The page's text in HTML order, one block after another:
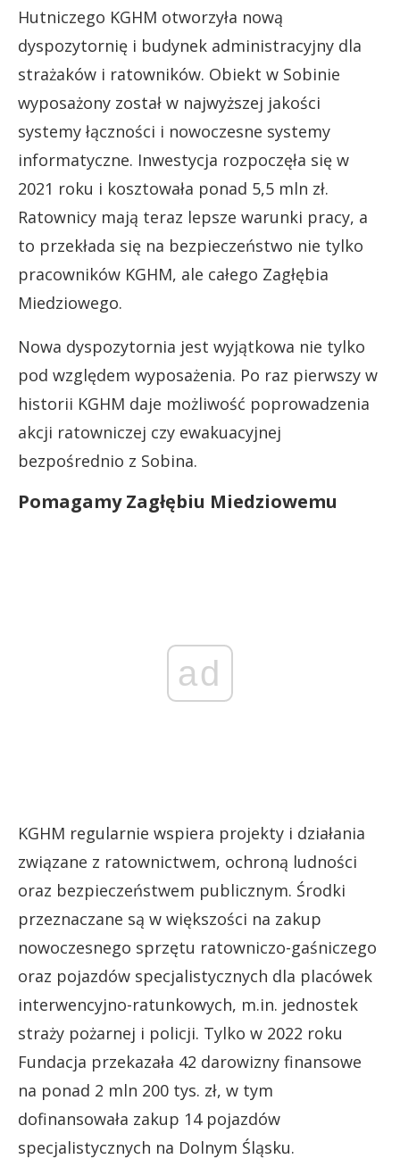
Hutniczego KGHM otworzyła nową
dyspozytornię i budynek administracyjny dla
strażaków i ratowników. Obiekt w Sobinie
wyposażony został w najwyższej jakości
systemy łączności i nowoczesne systemy
informatyczne. Inwestycja rozpoczęła się w
2021 roku i kosztowała ponad 5,5 mln zł.
Ratownicy mają teraz lepsze warunki pracy, a
to przekłada się na bezpieczeństwo nie tylko
pracowników KGHM, ale całego Zagłębia
Miedziowego.
Nowa dyspozytornia jest wyjątkowa nie tylko
pod względem wyposażenia. Po raz pierwszy w
historii KGHM daje możliwość poprowadzenia
akcji ratowniczej czy ewakuacyjnej
bezpośrednio z Sobina.
Pomagamy Zagłębiu Miedziowemu
ad
KGHM regularnie wspiera projekty i działania
związane z ratownictwem, ochroną ludności
oraz bezpieczeństwem publicznym. Środki
przeznaczane są w większości na zakup
nowoczesnego sprzętu ratowniczo-gaśniczego
oraz pojazdów specjalistycznych dla placówek
interwencyjno-ratunkowych, m.in. jednostek
straży pożarnej i policji. Tylko w 2022 roku
Fundacja przekazała 42 darowizny finansowe
na ponad 2 mln 200 tys. zł, w tym
dofinansowała zakup 14 pojazdów
specjalistycznych na Dolnym Śląsku.